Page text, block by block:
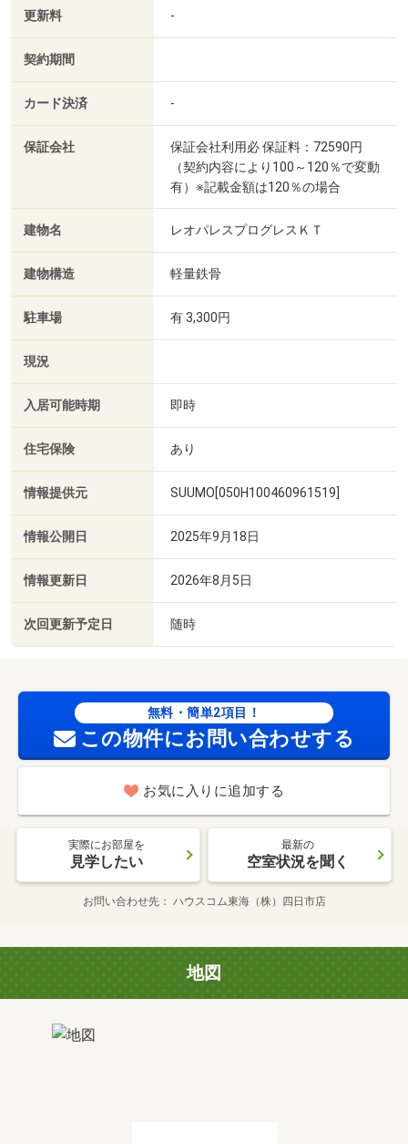
更新料 -
契約期間
カード決済 -
保証会社
保証会社利用必 保証料：72590円
（契約内容により100～120％で変動
有）※記載金額は120％の場合
建物名 レオパレスプログレスＫＴ
建物構造 軽量鉄骨
駐車場 有 3,300円
現況
入居可能時期 即時
住宅保険 あり
情報提供元 SUUMO[050H100460961519]
情報公開日 2025年9月18日
情報更新日 2026年8月5日
次回更新予定日 随時
無料・簡単2項目！
この物件にお問い合わせする
お気に入りに追加する
実際にお部屋を
見学したい
最新の
空室状況を聞く
お問い合わせ先 ハウスコム東海（株）四日市店
地図